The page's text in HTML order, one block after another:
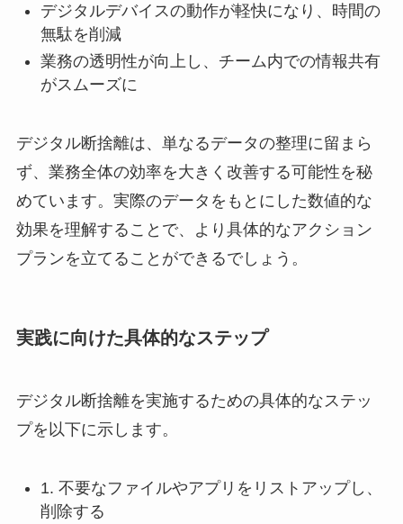
デジタルデバイスの動作が軽快になり、時間の
無駄を削減
業務の透明性が向上し、チーム内での情報共有
がスムーズに
デジタル断捨離は、単なるデータの整理に留まら
ず、業務全体の効率を大きく改善する可能性を秘
めています。実際のデータをもとにした数値的な
効果を理解することで、より具体的なアクション
プランを立てることができるでしょう。
実践に向けた具体的なステップ
デジタル断捨離を実施するための具体的なステッ
プを以下に示します。
1. 不要なファイルやアプリをリストアップし、
削除する